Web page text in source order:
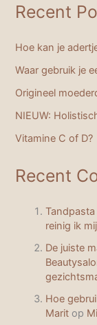
Recent
Hoe kan je
Waar gebruik je
Origineel
NIEUW:
Vitamine C of D?
Recent
reinig ik
De juiste
Hoe
Marit op